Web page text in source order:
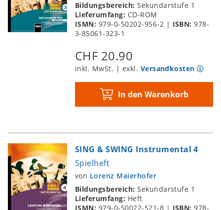
Bildungsbereich:Sekundarstufe 1
Lieferumfang: CD-ROM
ISMN: 979-0-50202-956-2 | ISBN:978-
3-85061-323-1
CHF 20.90
inkl. MwSt. | exkl. Versandkosten
In den Warenkorb
SING & SWING Instrumental 4
Spielheft
von Lorenz Maierhofer
Bildungsbereich:Sekundarstufe 1
Lieferumfang: Heft
ISMN: 979-0-50022-521-8 | ISBN:978-